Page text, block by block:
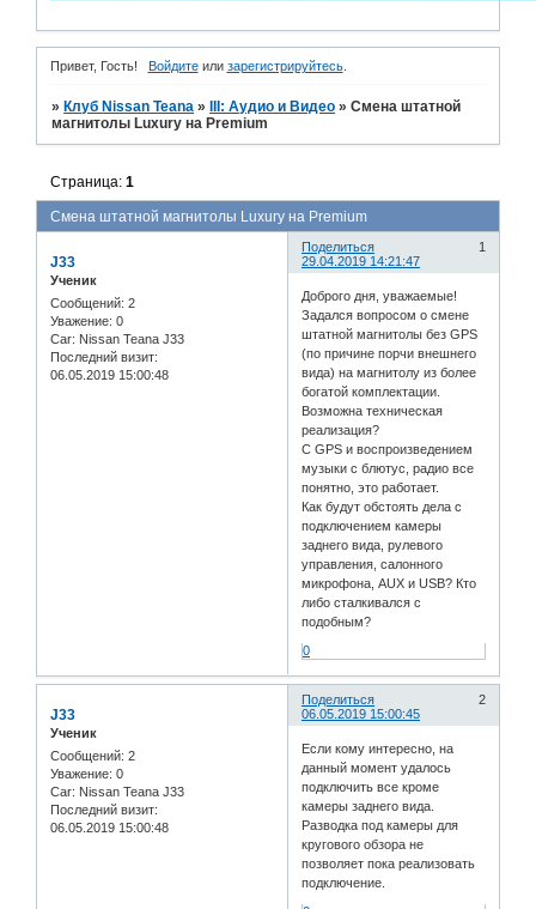
Привет, Гость! Войдитеили зарегистрируйтесь.
» Клуб Nissan Teana » III: Аудио и Bидео »Смена штатной
магнитолы Luxury на Premium
Смена штатной магнитолы Luxury на Premium
Страница:1
Поделиться
1
29.04.2019 14:21:47
J33
Ученик
Сообщений: 2
Уважение: 0
Car: Nissan Teana J33
Последний визит:
06.05.2019 15:00:48
Доброго дня, уважаемые!
Задался вопросом о смене
штатной магнитолы без GPS
(по причине порчи внешнего
вида) на магнитолу из более
богатой комплектации.
Возможна техническая
реализация?
С GPS и воспроизведением
музыки с блютус, радио все
понятно, это работает.
Как будут обстоять дела с
подключением камеры
заднего вида, рулевого
управления, салонного
микрофона, AUX и USB? Кто
либо сталкивался с
подобным?
0
Поделиться
2
06.05.2019 15:00:45
J33
Ученик
Сообщений: 2
Уважение: 0
Car: Nissan Teana J33
Последний визит:
06.05.2019 15:00:48
Если кому интересно, на
данный момент удалось
подключить все кроме
камеры заднего вида.
Разводка под камеры для
кругового обзора не
позволяет пока реализовать
подключение.